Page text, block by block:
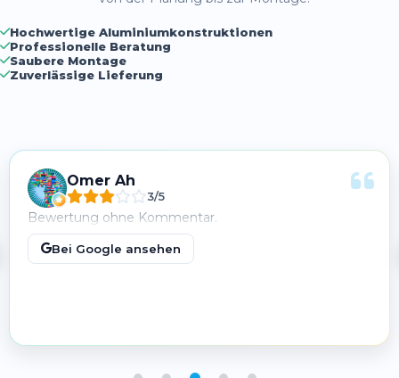
Hochwertige Aluminiumkonstruktionen
Professionelle Beratung
Saubere Montage
Mario Fleitz
5/5
Super freundliche Beratung bis hin zur mega schnellen
Fertigstellung meines Projektes. Top Mitarbeiter die